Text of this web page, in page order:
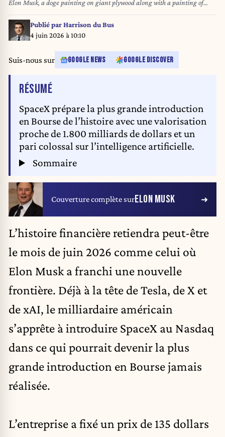
Elon Musk, a doge painting on giant plywood along with a painting of
Musk himself sits along the route to Starbase, the controversial new city
around the billionaire's SpaceX Starbase South Texas Launch Site. (Photo
by Laura Brett/Sipa USA)
Publié parHarrison du Bus
4 juin 2026 à 10:10
Suis-nous sur GOOGLE NEWS GOOGLE DISCOVER
RÉSUMÉDE L'ARTICLE
SpaceX prépare la plus grande introduction
en Bourse de l’histoire avec une valorisation
proche de 1.800 milliards de dollars et un
pari colossal sur l’intelligence artificielle.
Sommaire
Couverture complète surELON MUSK
L’histoire financière retiendra peut-être
le mois de juin 2026 comme celui où
Elon Musk a franchi une nouvelle
frontière. Déjà à la tête deTesla, de X et
de xAI, le milliardaire américain
s’apprête à introduire SpaceX au Nasdaq
dans ce qui pourrait devenir la plus
grande introduction en Bourse jamais
réalisée.
L’entreprise a fixé un prix de 135 dollars